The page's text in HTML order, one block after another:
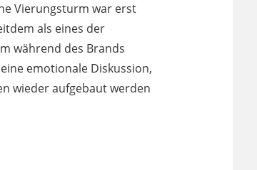
Vierungsturm war erst
als eines der
während des Brands
emotionale Diskussion,
wieder aufgebaut werden